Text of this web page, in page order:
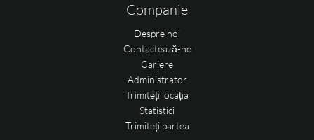
Companie
Despre noi
Contactează-ne
Cariere
Administrator
Trimiteți locația
Statistici
Trimiteți partea